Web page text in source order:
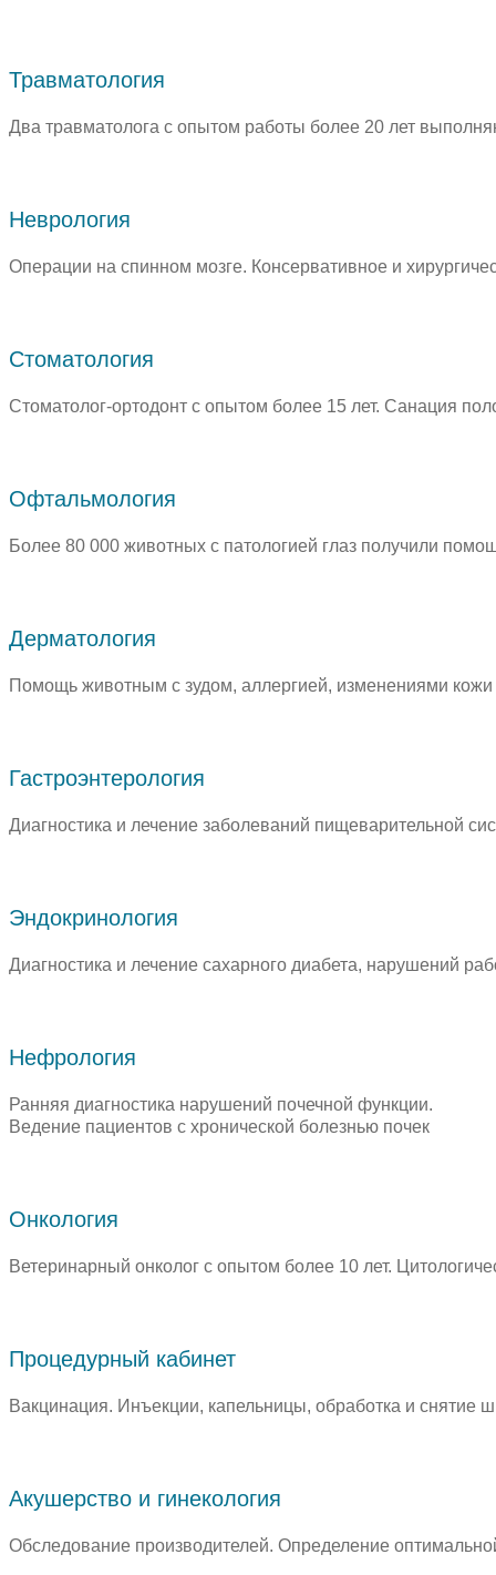
Травматология
Два травматолога с опытом работы более 20 лет
Неврология
Операции на спинном мозге. Консервативное и
Стоматология
Стоматолог-ортодонт с опытом более 15 лет. Санация
Офтальмология
Более 80 000 животных с патологией глаз получили
Дерматология
Помощь животным с зудом, аллергией, изменениями
Гастроэнтерология
Диагностика и лечение заболеваний пищеварительной
Эндокринология
Диагностика и лечение сахарного диабета, нарушений
Нефрология
Ранняя диагностика нарушений почечной функции.
Ведение пациентов с хронической болезнью почек
Онкология
Ветеринарный онколог с опытом более 10 лет.
Процедурный кабинет
Вакцинация. Инъекции, капельницы, обработка и снятие
Акушерство и гинекология
Обследование производителей. Определение